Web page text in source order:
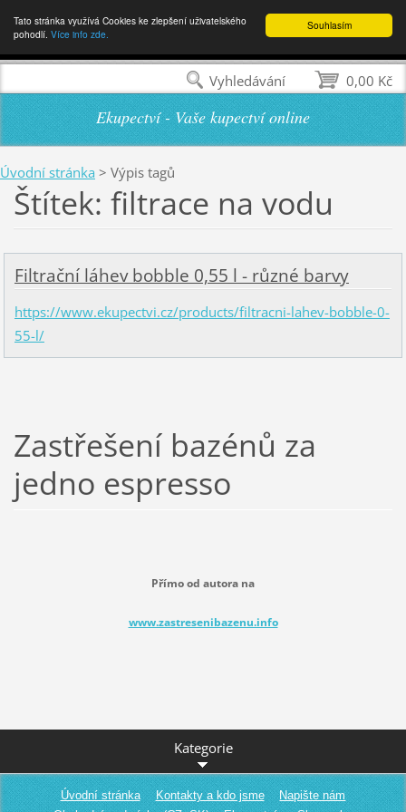
Souhlasím
Tato stránka využívá Cookies ke zlepšení uživatelského
pohodlí. Více info zde.
Ekupectví - Vaše kupectví online
Úvodní stránka > Výpis tagů
Štítek: filtrace na vodu
Filtrační láhev bobble 0,55 l - různé barvy
https://www.ekupectvi.cz/products/filtracni-lahev-bobble-0-
55-l/
Zastřešení bazénů za
jedno espresso
Přímo od autora na
www.zastresenibazenu.info
Kategorie
Úvodní stránka Kontakty a kdo jsme
Napište nám
0,00 Kč
Vyhledávání